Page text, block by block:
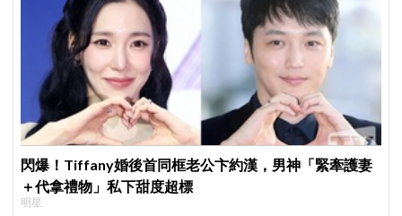
閃爆！Tiffany婚後首同框老公卞約漢，男神「緊牽護妻
＋代拿禮物」私下甜度超標
明星